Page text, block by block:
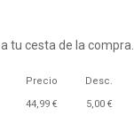
a tu cesta de la compra.
Precio Desc.
44,99 € 5,00 €